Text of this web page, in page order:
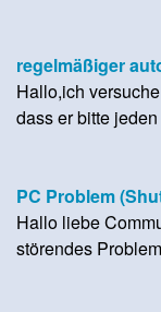
regelmäßiger
Hallo,ich
dass er bitte
PC Problem
Hallo liebe
störendes